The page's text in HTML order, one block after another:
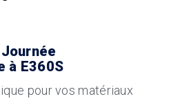
à E360S
pour vos matériaux